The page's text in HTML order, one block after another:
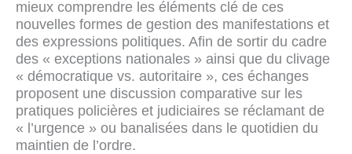
mieux comprendre les éléments clé de ces
nouvelles formes de gestion des manifestations et
des expressions politiques. Afin de sortir du cadre
des « exceptions nationales » ainsi que du clivage
« démocratique vs. autoritaire », ces échanges
proposent une discussion comparative sur les
pratiques policières et judiciaires se réclamant de
« l’urgence » ou banalisées dans le quotidien du
maintien de l’ordre.